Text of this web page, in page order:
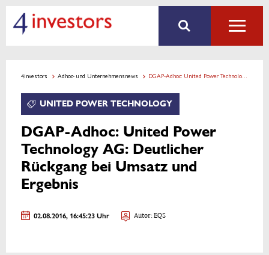
4investors Adhoc- und Unternehmensnews DGAP-Adhoc: United Power Technology AG: Deutlicher Rückgang bei Umsatz und Ergebnis
UNITED POWER TECHNOLOGY
DGAP-Adhoc: United Power
Technology AG: Deutlicher
Rückgang bei Umsatz und
Ergebnis
02.08.2016, 16:45:23 Uhr Autor: EQS